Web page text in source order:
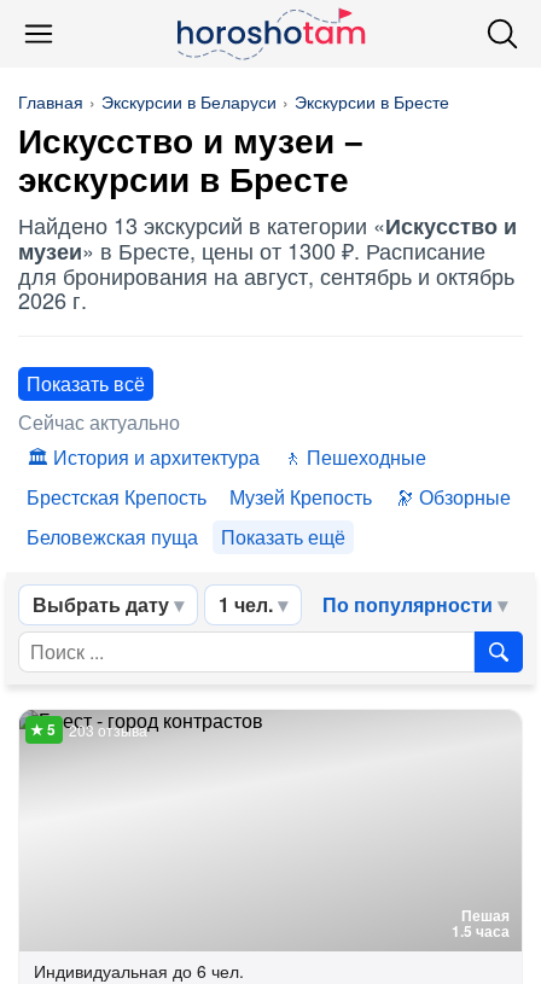
Главная Экскурсии в Беларуси Экскурсии в Бресте
Искусство и музеи –
экскурсии в Бресте
Найдено 13 экскурсий в категории «Искусство и
музеи» в Бресте, цены от 1300 ₽. Расписание
для бронирования на август, сентябрь и октябрь
2026 г.
Показать всё
Сейчас актуально
История и архитектура
Пешеходные
Брестская Крепость
Музей Крепость
Обзорные
Беловежская пуща
Показать ещё
Выбрать дату 1 чел. По популярности
Пешая
1.5 часа
203 отзыва
Индивидуальная до 6 чел.